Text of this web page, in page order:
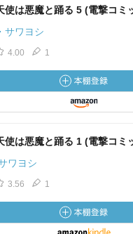
使は悪魔と踊る 5 (電撃コミ
サワヨシ
4.00 1
使は悪魔と踊る 1 (電撃コミ
ワヨシ
3.56 1